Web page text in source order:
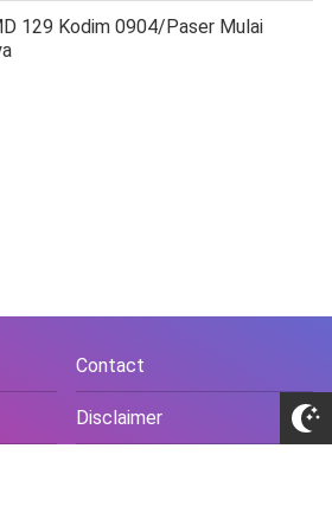
129 Kodim 0904/Paser Mulai
Contact
Disclaimer